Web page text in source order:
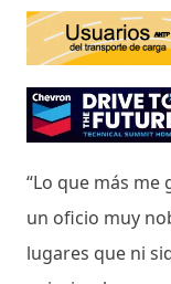
“Lo que más me
un oficio muy
lugares que ni